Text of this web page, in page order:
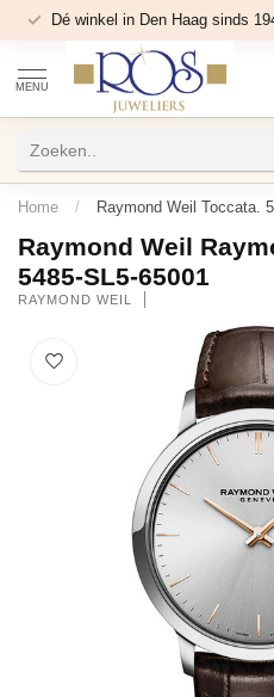
Dé winkel in Den Haag sinds
MENU
Home / Raymond Weil Toccata.
Raymond Weil
5485-SL5-65001
RAYMOND WEIL